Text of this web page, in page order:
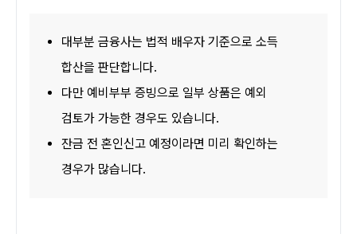
대부분 금융사는 법적 배우자 기준으로 소득
합산을 판단합니다.
다만 예비부부 증빙으로 일부 상품은 예외
검토가 가능한 경우도 있습니다.
잔금 전 혼인신고 예정이라면 미리 확인하는
경우가 많습니다.